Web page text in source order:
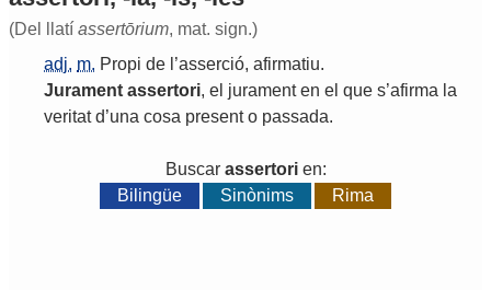
(Del llatí assertōrium, mat. sign.)
adj. m. Propi de ’asserció, afirmatiu.
Jurament assertori, el jurament en el que s’afirma la
veritat d’una cosa present o passada.
Buscar assertorien:
Bilingüe
Sinònims Rima